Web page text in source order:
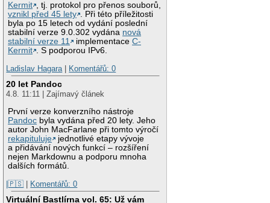
Kermit , tj. protokol pro přenos souborů,
vznikl před 45 lety . Při této příležitosti
byla po 15 letech od vydání poslední
stabilní verze 9.0.302 vydána nová
stabilní verze 11
implementaceC-
Kermit . S podporou IPv6.
Ladislav Hagara | Komentářů: 0
20 let Pandoc
4.8. 11:11 | Zajímavý článek
První verze konverzního nástroje
Pandoc byla vydána před 20 lety. Jeho
autor John MacFarlane při tomto výročí
rekapituluje
jednotlivé etapy vývoje
a přidávání nových funkcí – rozšíření
nejen Markdownu a podporu mnoha
dalších formátů.
|🇵🇸 | Komentářů: 0
Virtuální Bastlírna vol. 65: Už vám